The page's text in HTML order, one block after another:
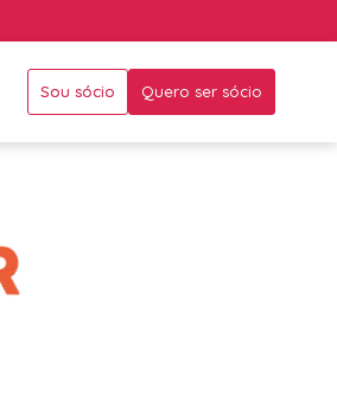
Sou sócio Quero ser sócio